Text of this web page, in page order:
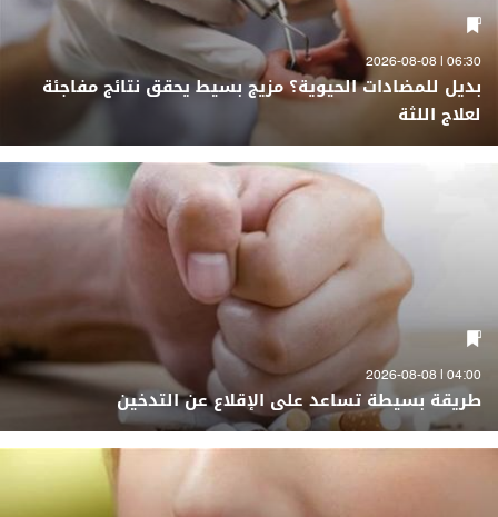
06:30 | 2026-08-08
بديل للمضادات الحيوية؟ مزيج بسيط يحقق نتائج مفاجئة
لعلاج اللثة
04:00 | 2026-08-08
طريقة بسيطة تساعد على الإقلاع عن التدخين